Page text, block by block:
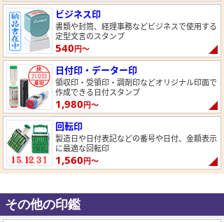
ビジネス印
書類や封筒、経理事務などビジネスで使用する
定型文言のスタンプ
540円～
日付印・データー印
領収印・受領印・調剤印などオリジナル印面で
作成できる日付スタンプ
1,980円～
回転印
製造日や日付表記などの番号や日付、金額表示
に最適な回転印
1,560円～
その他の印鑑